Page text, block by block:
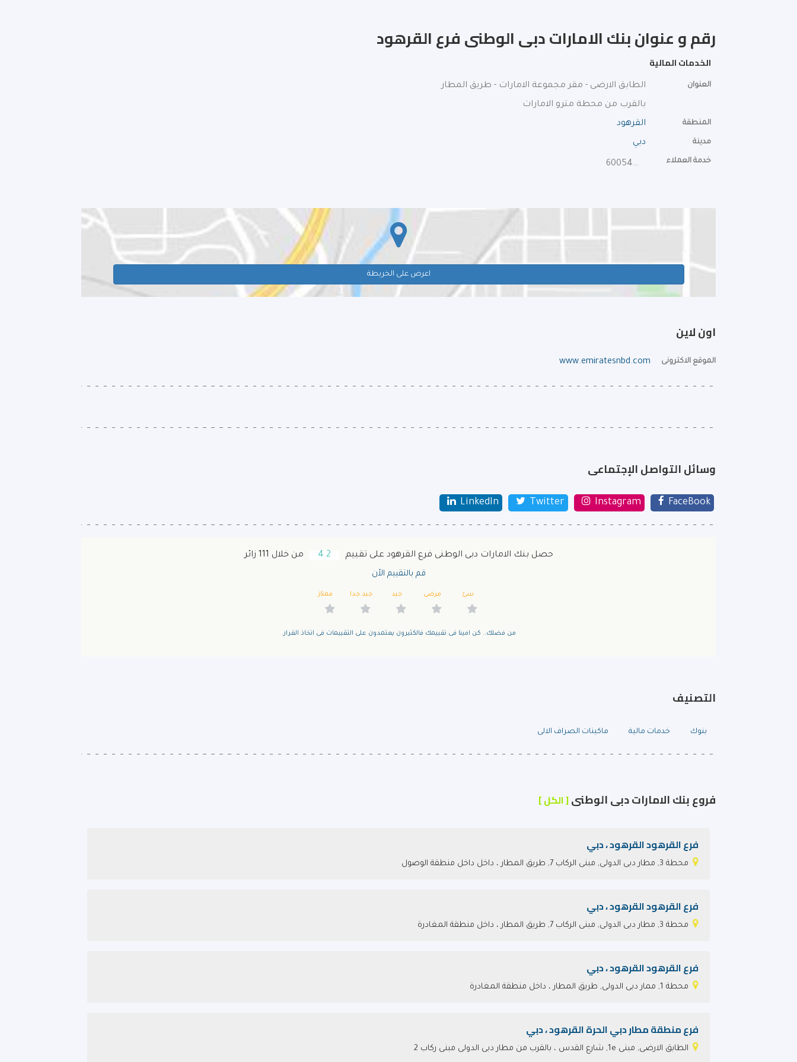
رقم و عنوان بنك الامارات دبى الوطنى فرع القرهود‎
الخدمات المالية
العنوان
الطابق الارضى - مقر مجموعة الامارات - طريق المطار
بالقرب من محطة مترو الامارات
المنطقة القرهود‎
مدينة دبي
خدمة العملاء 600540000
اعرض على الخريطة
اون لاين
الموقع الاكترونى www.emiratesnbd.com
وسائل التواصل الإجتماعى
FaceBook
Instagram
Twitter
LinkedIn
حصل بنك الامارات دبى الوطنى فرع القرهود‎ على تقييم 4.2 من خلال 111 زائر
قم بالتقييم الأن
سئ مرضى جيد جيد جدا ممتاز
من فضلك.. كن امينا فى تقييمك فالكثيرون يعتمدون على التقييمات فى اتخاذ القرار.
التصنيف
بنوك خدمات مالية ماكينات الصراف الالى
فروع بنك الامارات دبى الوطنى[ الكل ]
فرع القرهود‎ القرهود‎ ، دبي
محطة 3, مطار دبى الدولى, مبنى الركاب 7, طريق المطار ، داخل داخل منطقة الوصول
فرع القرهود‎ القرهود‎ ، دبي
محطة 3, مطار دبى الدولى, مبنى الركاب 7, طريق المطار ، داخل منطقة المغادرة
فرع القرهود‎ القرهود‎ ، دبي
محطة 1, ممار دبى الدولى, طريق المطار ، داخل منطقة المغادرة
فرع منطقة مطار دبي الحرة القرهود‎ ، دبي
الطابق الارضى, مبنى 1e, شارع القدس ، بالقرب من مطار دبى الدولى مبنى ركاب 2